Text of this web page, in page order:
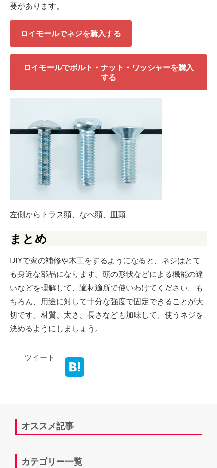
要があります。
ロイモールでネジを購入する
ロイモールでボルト・ナット・ワッシャーを購入
する
左側からトラス頭、なべ頭、皿頭
まとめ
DIYで家の補修や木工をするようになると、ネジはとて
も身近な部品になります。頭の形状などによる機能の違
いなどを理解して、適材適所で使いわけてください。も
ちろん、用途に対して十分な強度で固定できることが大
切です。材質、太さ、長さなども加味して、使うネジを
決めるようにしましょう。
ツイート
オススメ記事
カテゴリー一覧